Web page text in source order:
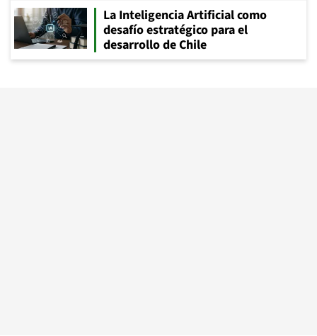
La Inteligencia Artificial como
desafío estratégico para el
desarrollo de Chile